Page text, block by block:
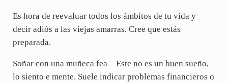
Es hora de reevaluar todos los ámbitos de tu vida y
decir adiós a las viejas amarras. Cree que estás
preparada.
Soñar con una muñeca fea – Este no es un buen sueño,
lo siento e mente. Suele indicar problemas financieros o